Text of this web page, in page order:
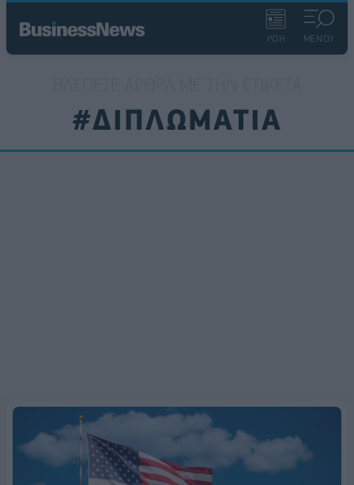
ΡΟΗ ΜΕΝΟΥ
#ΔΙΠΛΩΜΑΤΙΑ